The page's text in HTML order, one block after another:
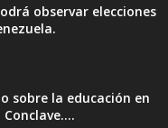
observar elecciones
sobre la educación en